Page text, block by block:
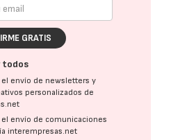
GRATIS
todos
envío de newsletters y
personalizados de
envío de comunicaciones
interempresas.net